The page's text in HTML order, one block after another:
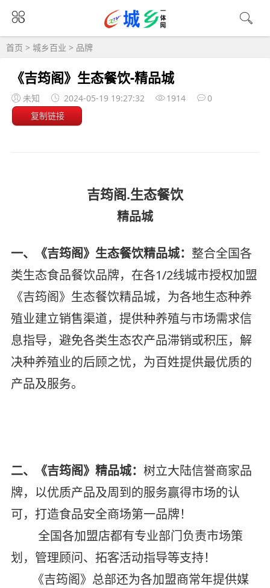
首页 > 城乡百业 > 品牌
《吉筠阁》生态餐饮-精品城
未知 2024-05-19 19:27:32 1914 0
复制链接
吉筠阁.生态餐饮
精品城
一、《吉筠阁》生态餐饮精品城： 整合全国各
类生态食品餐饮品牌，在各1/2线城市授权加盟
《吉筠阁》生态餐饮精品城，为各地生态种养
殖业建立销售渠道，提供种养殖与市场需求信
息指导，避免各类生态农产品滞销或积压，解
决种养殖业的后顾之忧，为百姓提供最优质的
产品及服务。
二、《吉筠阁》精品城： 树立大陆信誉商家品
牌，以优质产品及周到的服务赢得市场的认
可，打造食品安全商场第一品牌！
全国各加盟店都有专业部门负责市场策
划，管理顾问、拓客活动指导等支持！
《吉筠阁》总部还为各加盟商常年提供媒